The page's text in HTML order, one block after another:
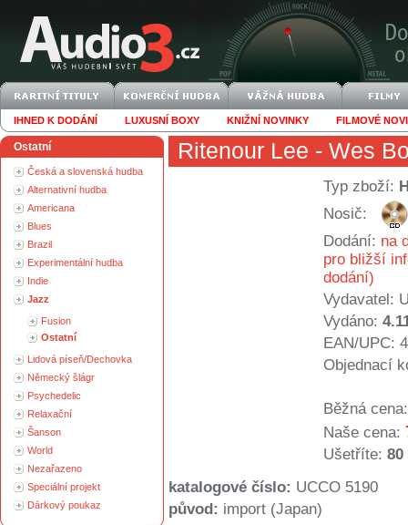
IHNED K DODÁNÍ LUXUSNÍ BOXY KNIŽNÍ NOVINKY FILMOVÉ
Ostatní
Česká a slovenská hudba
Alternativní hudba
Americana
Blues
Brazil
Experimentální hudba
Indie
Jazz
Fusion
Ostatní
Lidová píseň/Dechovka
Německý šlágr
Psychedelic
Relaxační
Šanson
World
Nezařazeno
Speciální projekt
Dárkový poukaz
Ritenour Lee - Wes
Typ zboží:
Nosič:
Dodání: na
pro bližší
dodání)
Vydavatel:
Vydáno:
EAN/UPC:
Objednací
Běžná cena:
Naše cena:
Ušetříte: 80
katalogové číslo: UCCO 5190
původ: import (Japan)